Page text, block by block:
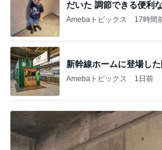
だいた 調節できる便利
Amebaトピックス 17時間
新幹線ホームに登場し
Amebaトピックス 1日前